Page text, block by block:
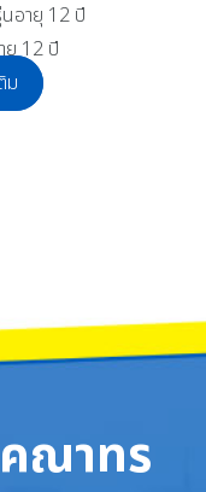
อายุ 12 ปี
ยุ 12 ปี
ม
ด้านการสร้างเกม ผ่านโปรแ
ลภูมิปัญญาศิลปินสู่การพัฒนา
ณาทร